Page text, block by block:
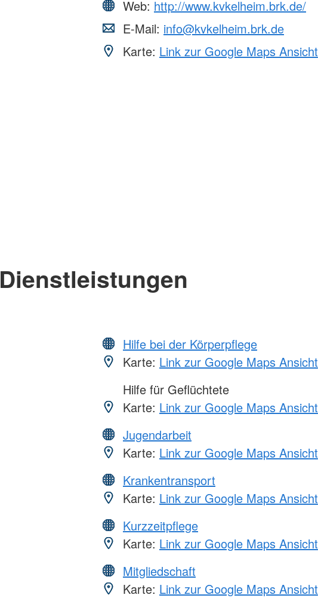
Web: http://www.kvkelheim.brk.de/
E-Mail: info@kvkelheim.brk.de
Karte: Link zur Google Maps Ansicht
Dienstleistungen
Hilfe bei der Körperpflege
Karte: Link zur Google Maps Ansicht
Hilfe für Geflüchtete
Karte: Link zur Google Maps Ansicht
Jugendarbeit
Karte: Link zur Google Maps Ansicht
Krankentransport
Karte: Link zur Google Maps Ansicht
Kurzzeitpflege
Karte: Link zur Google Maps Ansicht
Mitgliedschaft
Karte: Link zur Google Maps Ansicht